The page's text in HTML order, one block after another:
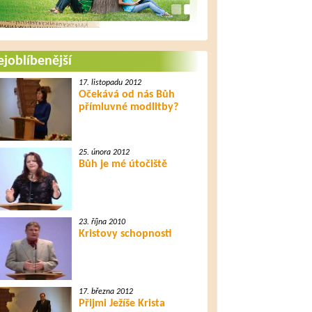
17. listopadu 2012
Očekává od nás Bůh
přímluvné modlitby?
25. února 2012
Bůh je mé útočiště
23. října 2010
Kristovy schopnosti
17. března 2012
Přijmi Ježíše Krista